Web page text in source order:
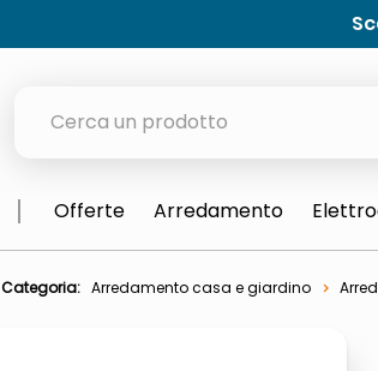
orologio parete
Offerte Arredamento
Categoria: Arredamento casa e giardino